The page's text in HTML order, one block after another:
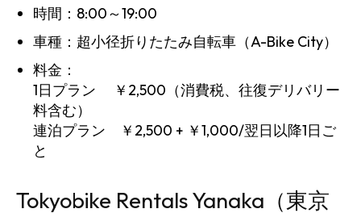
時間：8:00～19:00
車種：超小径折りたたみ自転車（A-Bike City）
料金：
1日プラン ￥2,500（消費税、往復デリバリー
料含む）
連泊プラン ￥2,500 + ￥1,000/翌日以降1日ご
と
Tokyobike Rentals Yanaka（東京